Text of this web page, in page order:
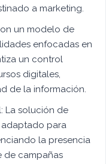
a marketing.
un modelo de
enfocadas en
un control
digitales,
de la información.
La solución de
para
la presencia
de campañas